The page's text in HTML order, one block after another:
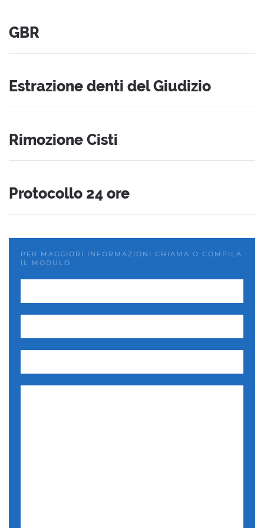
GBR
Estrazione denti del Giudizio
Rimozione Cisti
Protocollo 24 ore
PER MAGGIORI INFORMAZIONI CHIAMA O COMPILA
IL MODULO